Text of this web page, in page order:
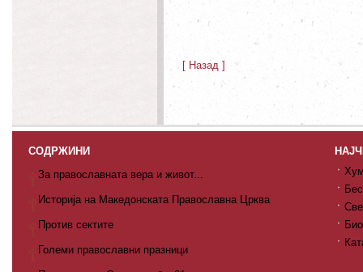
[ Назад ]
СОДРЖИНИ
За православната вера и живот...
Историја на Македонската Православна Црква
Против сектите
Големи православни празници